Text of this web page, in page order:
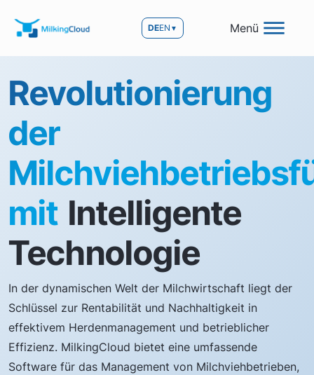
DEEN ▼ Menü
Revolutionierung
der
mit Intelligente
Technologie
In der dynamischen Welt der Milchwirtschaft liegt der
Schlüssel zur Rentabilität und Nachhaltigkeit in
effektivem Herdenmanagement und betrieblicher
Effizienz. MilkingCloud bietet eine umfassende
Software für das Management von Milchviehbetrieben,